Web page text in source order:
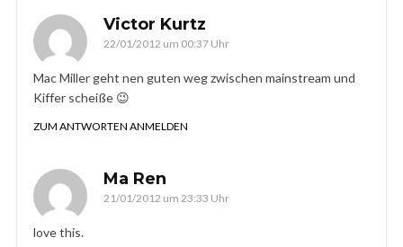
Victor Kurtz
22/01/2012 um 00:37 Uhr
Mac Miller geht nen guten weg zwischen mainstream und
Kiffer scheiße 😉
ZUM ANTWORTEN ANMELDEN
Ma Ren
21/01/2012 um 23:33 Uhr
love this.